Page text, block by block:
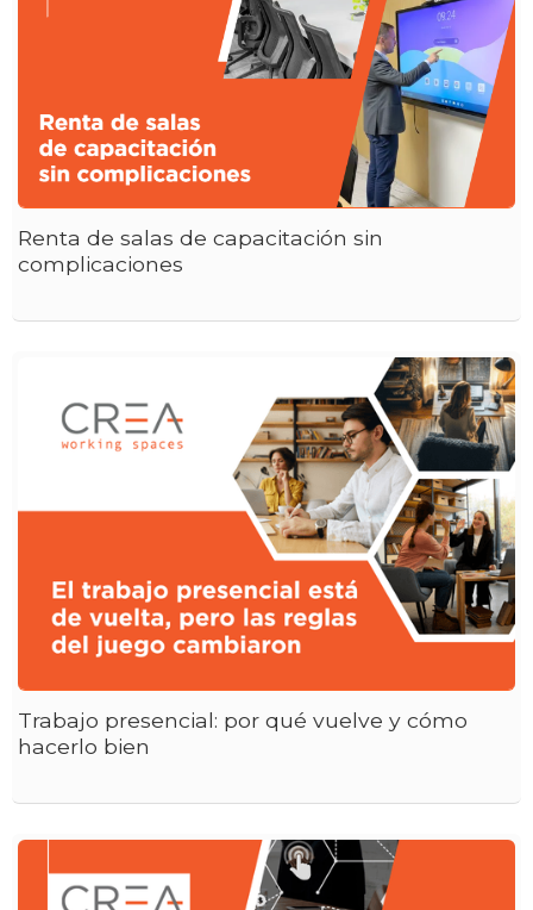
Renta de salas de capacitación sin
complicaciones
Trabajo presencial: por qué vuelve y cómo
hacerlo bien